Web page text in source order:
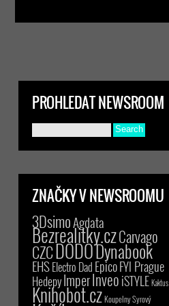
PROHLEDAT NEWSROOM
ZNAČKY V NEWSROOMU
3DsimoAgdata
Bezrealitky.czCarvago
CZCDODODynabook
EHSElectro Dad EpicoFYI Prague
HedepyImperInveoiSTYLE Kaktus
Knihobot.czKoupelny Syrový